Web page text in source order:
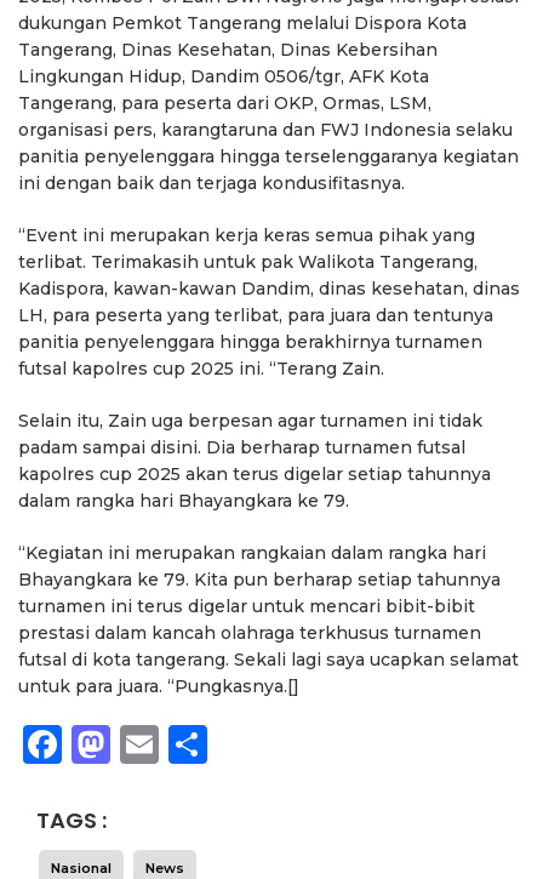
dukungan Pemkot Tangerang melalui Dispora Kota
Tangerang, Dinas Kesehatan, Dinas Kebersihan
Lingkungan Hidup, Dandim 0506/tgr, AFK Kota
Tangerang, para peserta dari OKP, Ormas, LSM,
organisasi pers, karangtaruna dan FWJ Indonesia selaku
panitia penyelenggara hingga terselenggaranya kegiatan
ini dengan baik dan terjaga kondusifitasnya.
“Event ini merupakan kerja keras semua pihak yang
terlibat. Terimakasih untuk pak Walikota Tangerang,
Kadispora, kawan-kawan Dandim, dinas kesehatan, dinas
LH, para peserta yang terlibat, para juara dan tentunya
panitia penyelenggara hingga berakhirnya turnamen
futsal kapolres cup 2025 ini. “Terang Zain.
Selain itu, Zain uga berpesan agar turnamen ini tidak
padam sampai disini. Dia berharap turnamen futsal
kapolres cup 2025 akan terus digelar setiap tahunnya
dalam rangka hari Bhayangkara ke 79.
“Kegiatan ini merupakan rangkaian dalam rangka hari
Bhayangkara ke 79. Kita pun berharap setiap tahunnya
turnamen ini terus digelar untuk mencari bibit-bibit
prestasi dalam kancah olahraga terkhusus turnamen
futsal di kota tangerang. Sekali lagi saya ucapkan selamat
untuk para juara. “Pungkasnya.[]
Facebook
Mastodon
Email
TAGS :
Nasional News